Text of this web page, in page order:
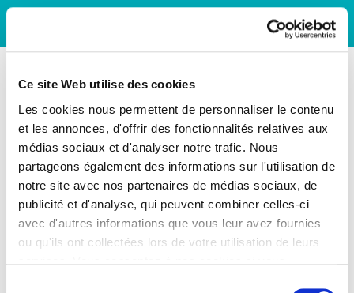
Ce site Web utilise des cookies
Les cookies nous permettent de personnaliser le contenu
et les annonces, d'offrir des fonctionnalités relatives aux
médias sociaux et d'analyser notre trafic. Nous
partageons également des informations sur l'utilisation de
notre site avec nos partenaires de médias sociaux, de
publicité et d'analyse, qui peuvent combiner celles-ci
avec d'autres informations que vous leur avez fournies
ou qu'ils ont collectées lors de votre utilisation de leurs